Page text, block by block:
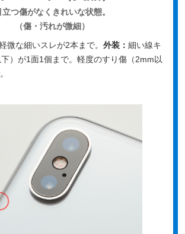
立つ傷がなくきれいな状態。
（傷・汚れが微細）
微な細いスレが2本まで。 外装： 細い線キ
）が1面1個まで。軽度のすり傷（2mm以